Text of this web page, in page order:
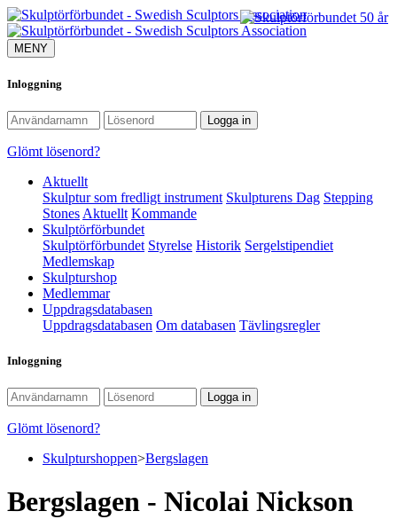
MENY
Inloggning
Glömt lösenord?
Aktuellt
Skulptur som fredligt instrument Skulpturens Dag Stepping
Stones Aktuellt Kommande
Skulptörförbundet
Skulptörförbundet Styrelse Historik Sergelstipendiet
Medlemskap
Skulpturshop
Medlemmar
Uppdragsdatabasen
Uppdragsdatabasen Om databasen Tävlingsregler
Inloggning
Glömt lösenord?
Skulpturshoppen>Bergslagen
Bergslagen - Nicolai Nickson